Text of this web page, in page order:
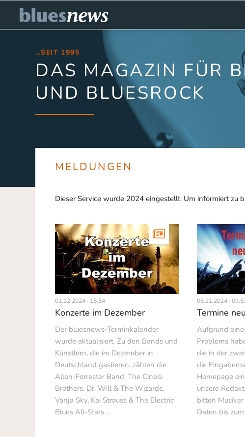
…SEIT 1995
DAS MAGAZIN FÜR
UND BLUESROCK
MELDUNGEN
Dieser Service wurde 2024 eingestellt. Um informiert zu
01.12.2024 · 15.54
Konzerte im Dezember
Der bluesnews-Terminkalender
wurde aktualisiert. Zu den Bands und
Künstlern, die im Dezember in
Deutschland gastieren, zählen die
Allen-Forrester Band, The Cinelli
Brothers, Dr. Will & The Wizards,
Vanja Sky, Kai Strauss & The Electric
Blues All-Stars …
06.11.2024 ·
Termine
Aufgrund
Problems
die in der
die
Homepage
unsere
bitten
Daten bis